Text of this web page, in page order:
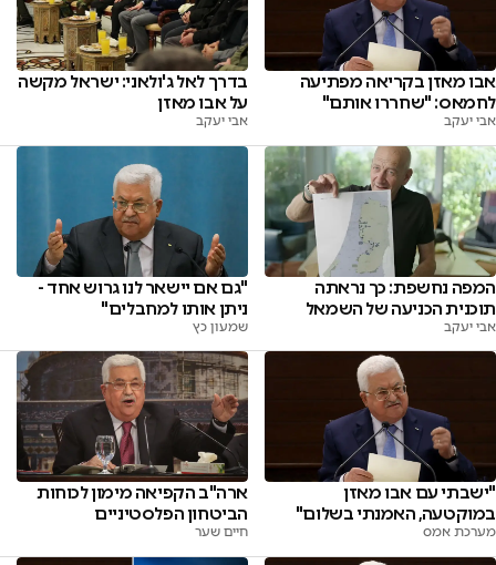
אבו מאזן בקריאה מפתיעה
לחמאס: "שחררו אותם"
אבי יעקב
בדרך לאל ג'ולאני: ישראל מקשה
על אבו מאזן
אבי יעקב
המפה נחשפת: כך נראתה
תוכנית הכניעה של השמאל
אבי יעקב
"גם אם יישאר לנו גרוש אחד -
ניתן אותו למחבלים"
שמעון כץ
"ישבתי עם אבו מאזן
במוקטעה, האמנתי בשלום"
מערכת אמס
ארה"ב הקפיאה מימון לכוחות
הביטחון הפלסטיניים
חיים שער